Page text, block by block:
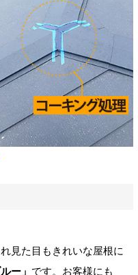
見た目もきれいな屋根に
ー」 です。お客様にも